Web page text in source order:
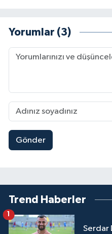
Yorumlar (3)
Gönder
Trend Haberler
Serdar